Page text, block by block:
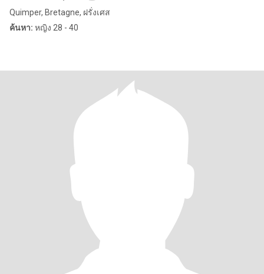
Quimper, Bretagne, ฝรั่งเศส
ค้นหา: หญิง 28 - 40